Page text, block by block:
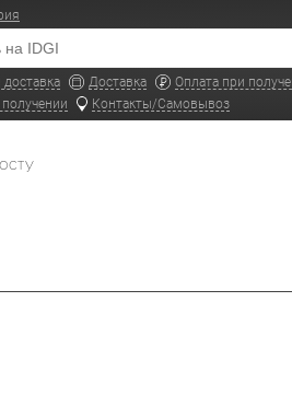
доставка Доставка
Оплата при
Контакты/Самовывоз